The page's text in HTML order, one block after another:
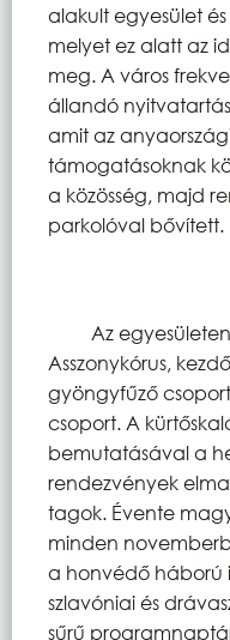
alakult egyesület
melyet ez alatt az
meg. A város
állandó
amit az
támogatásoknak
a közösség, majd
parkolóval bővített.
Az egyesületen
Asszonykórus,
gyöngyfűző
csoport. A
bemutatásával a
rendezvények
tagok. Évente
minden
a honvédő háború
szlavóniai és
sűrű